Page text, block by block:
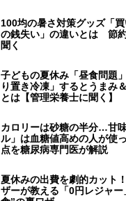
100均の暑さ対策グッズ「
の銭失い」の違いとは 節
聞く
子どもの夏休み「昼食問題
り置き冷凍」するとうまみ
とは【管理栄養士に聞く】
カロリーは砂糖の半分…甘
ル」は血糖値高めの人が使
点を糖尿病専門医が解説
夏休みの出費を劇的カット
ザーが教える「0円レジャ